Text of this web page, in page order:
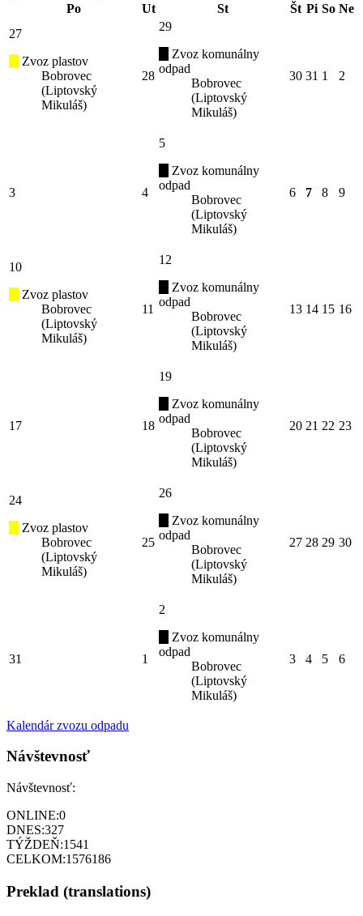
Po
Ut St Št Pi So Ne
27
Zvoz plastov
Bobrovec
(Liptovský
Mikuláš)
28
29
Zvoz komunálny
odpad
Bobrovec
(Liptovský
Mikuláš)
30 31 1 2
3 4
5
Zvoz komunálny
odpad
Bobrovec
(Liptovský
Mikuláš)
6 7 8 9
10
Zvoz plastov
Bobrovec
(Liptovský
Mikuláš)
11
12
Zvoz komunálny
odpad
Bobrovec
(Liptovský
Mikuláš)
13 14 15 16
17 18
19
Zvoz komunálny
odpad
Bobrovec
(Liptovský
Mikuláš)
20 21 22 23
24
Zvoz plastov
Bobrovec
(Liptovský
Mikuláš)
25
26
Zvoz komunálny
odpad
Bobrovec
(Liptovský
Mikuláš)
27 28 29 30
31 1
2
Zvoz komunálny
odpad
Bobrovec
(Liptovský
Mikuláš)
3 4 5 6
Kalendár zvozu odpadu
Návštevnosť
Návštevnosť:
ONLINE:0
DNES:327
TÝŽDEŇ:1541
CELKOM:1576186
Preklad (translations)